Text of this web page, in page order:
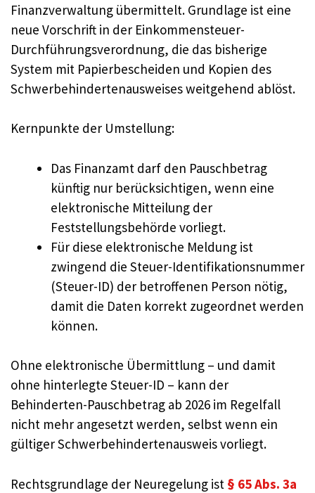
Finanzverwaltung übermittelt. Grundlage ist eine
neue Vorschrift in der Einkommensteuer-
Durchführungsverordnung, die das bisherige
System mit Papierbescheiden und Kopien des
Schwerbehindertenausweises weitgehend ablöst.
Kernpunkte der Umstellung:
Das Finanzamt darf den Pauschbetrag
künftig nur berücksichtigen, wenn eine
elektronische Mitteilung der
Feststellungsbehörde vorliegt.
Für diese elektronische Meldung ist
zwingend die Steuer-Identifikationsnummer
(Steuer-ID) der betroffenen Person nötig,
damit die Daten korrekt zugeordnet werden
können.
Ohne elektronische Übermittlung – und damit
ohne hinterlegte Steuer-ID – kann der
Behinderten-Pauschbetrag ab 2026 im Regelfall
nicht mehr angesetzt werden, selbst wenn ein
gültiger Schwerbehindertenausweis vorliegt.
Rechtsgrundlage der Neuregelung ist § 65 Abs. 3a